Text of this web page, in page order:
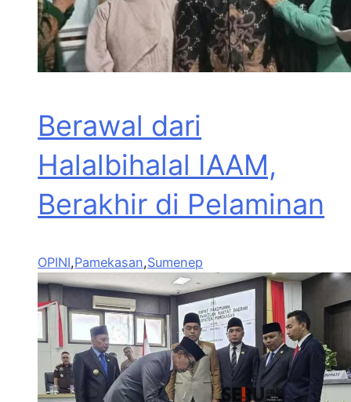
Berawal dari
Halalbihalal IAAM,
Berakhir di Pelaminan
OPINI,Pamekasan,Sumenep